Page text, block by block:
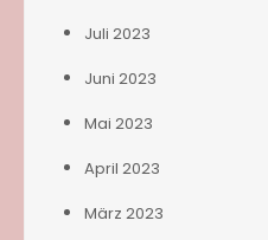
Juli 2023
Juni 2023
Mai 2023
April 2023
März 2023